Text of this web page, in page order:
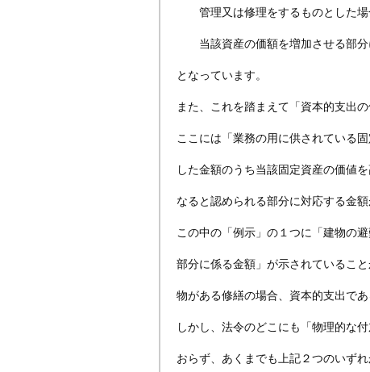
管理又は修理をするものとした場
当該資産の価額を増加させる部分
となっています。
また、これを踏まえて「資本的支出
ここには「業務の用に供されている
した金額のうち当該固定資産の価値
なると認められる部分に対応する金
この中の「例示」の１つに「建物の
部分に係る金額」が示されているこ
物がある修繕の場合、資本的支出で
しかし、法令のどこにも「物理的な
おらず、あくまでも上記２つのいず